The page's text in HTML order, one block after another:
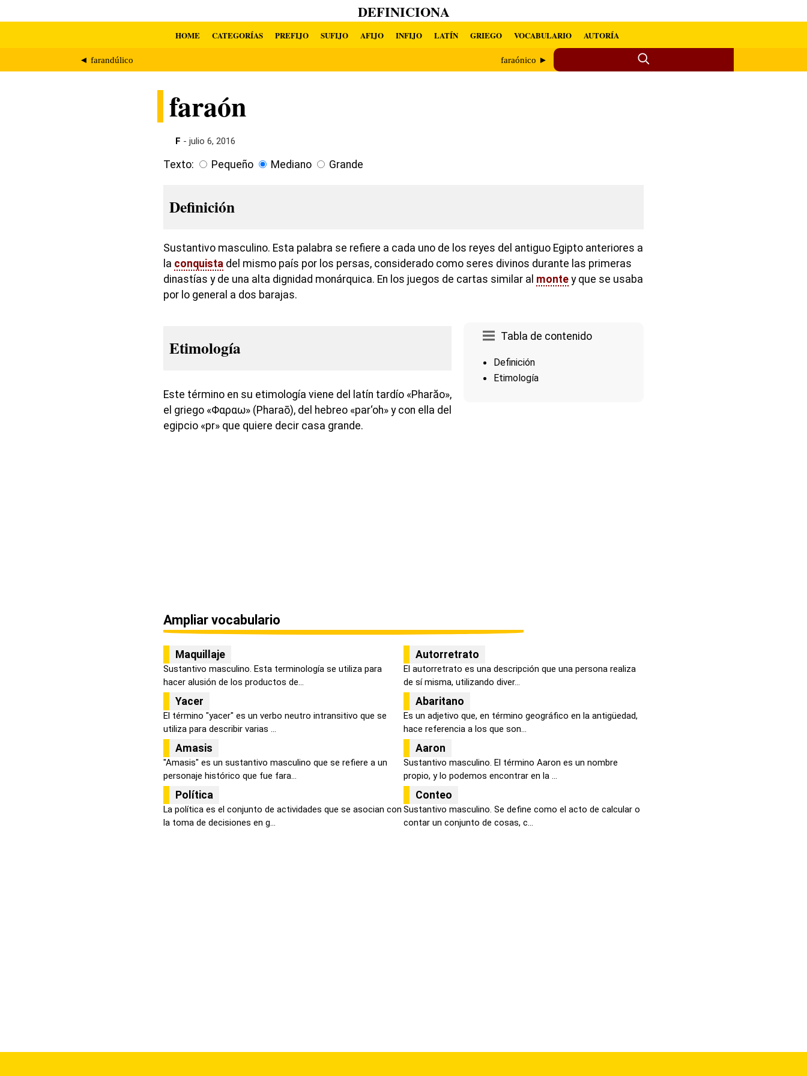
DEFINICIONA
HOME CATEGORÍAS PREFIJO SUFIJO AFIJO INFIJO LATÍN GRIEGO VOCABULARIO AUTORÍA
◄ farandúlico faraónico ►
faraón
F - julio 6, 2016
Texto: Pequeño Mediano Grande
Definición
Sustantivo masculino. Esta palabra se refiere a cada uno de los reyes del antiguo Egipto anteriores a
la conquista del mismo país por los persas, considerado como seres divinos durante las primeras
dinastías y de una alta dignidad monárquica. En los juegos de cartas similar al monte y que se usaba
por lo general a dos barajas.
Tabla de contenido
Definición
Etimología
Etimología
Este término en su etimología viene del latín tardío «Pharăo»,
el griego «Φαραω» (Pharaō), del hebreo «par‘oh» y con ella del
egipcio «pr» que quiere decir casa grande.
Ampliar vocabulario
Maquillaje
Sustantivo masculino. Esta terminología se utiliza para
hacer alusión de los productos de...
Autorretrato
El autorretrato es una descripción que una persona realiza
de sí misma, utilizando diver...
Yacer
El término "yacer" es un verbo neutro intransitivo que se
utiliza para describir varias ...
Abaritano
Es un adjetivo que, en término geográfico en la antigüedad,
hace referencia a los que son...
Amasis
"Amasis" es un sustantivo masculino que se refiere a un
personaje histórico que fue fara...
Aaron
Sustantivo masculino. El término Aaron es un nombre
propio, y lo podemos encontrar en la ...
Política
La política es el conjunto de actividades que se asocian con
la toma de decisiones en g...
Conteo
Sustantivo masculino. Se define como el acto de calcular o
contar un conjunto de cosas, c...